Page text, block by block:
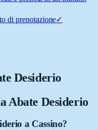
di prenotazione✓
Desiderio
Abate Desiderio
a Cassino?